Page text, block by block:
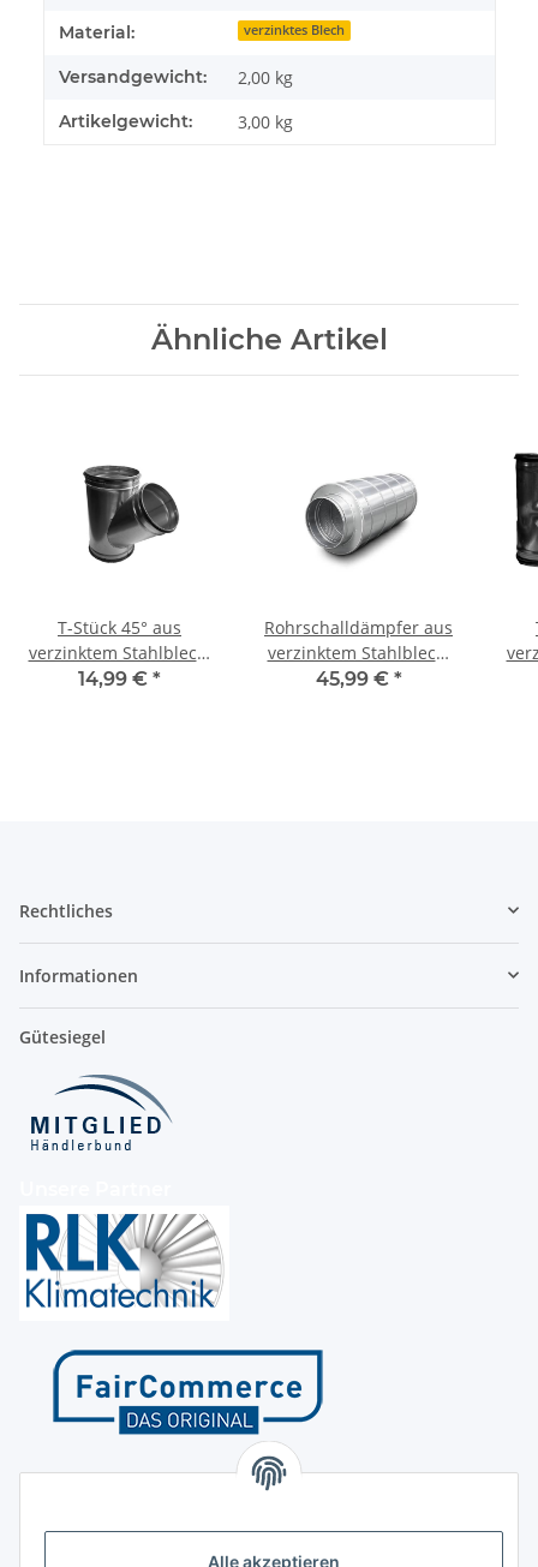
Alle akzeptieren
Material: verzinktes Blech
Versandgewicht: 2,00 kg
Artikelgewicht: 3,00 kg
Ähnliche Artikel
T-Stück 45° aus
verzinktem Stahlblech,
mit Dichtung, Ø 160-450
14,99 € *
Rohrschalldämpfer aus
verzinktem Stahlblech,
mit Dichtung, Ø 100-315
45,99 € *
Rechtliches
Informationen
Gütesiegel
Höffgeshofweg 14